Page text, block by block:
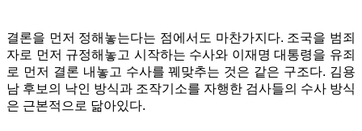
결론을 먼저 정해놓는다는 점에서도 마찬가지다. 조국을 범죄
자로 먼저 규정해놓고 시작하는 수사와 이재명 대통령을 유죄
로 먼저 결론 내놓고 수사를 꿰맞추는 것은 같은 구조다. 김용
남 후보의 낙인 방식과 조작기소를 자행한 검사들의 수사 방식
은 근본적으로 닮아있다.